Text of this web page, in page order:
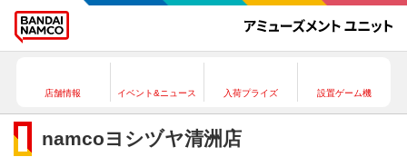
店舗情報 イベント&ニュース 入荷プライズ 設置ゲーム機
namcoヨシヅヤ清洲店